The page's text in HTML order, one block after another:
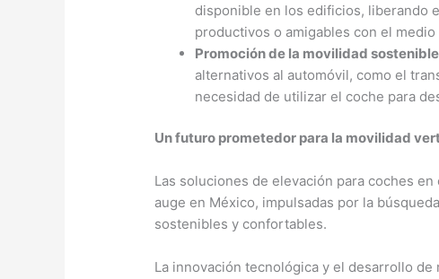
disponible en los edificios, liberando
productivos o amigables con el medio
Promoción de la movilidad
alternativos al automóvil, como el
necesidad de utilizar el coche para
Un futuro prometedor para la movilidad
Las soluciones de elevación para coches
auge en México, impulsadas por la
sostenibles y confortables.
La innovación tecnológica y el desarrollo